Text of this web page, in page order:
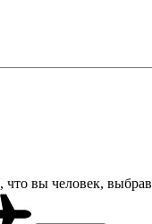
вы человек, выбрав